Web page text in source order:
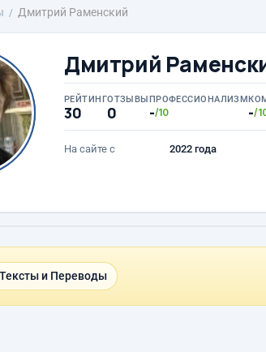
Дмитрий Раменский
Дмитрий
РЕЙТИНГ
30
ОТЗЫВЫ
0
ПРОФЕССИОНАЛИЗМ
-/10 -/
На сайте с 2022 года
Тексты и Переводы